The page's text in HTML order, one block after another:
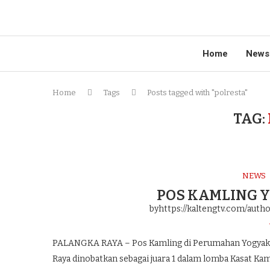
Home News
Home Tags Posts tagged with "polresta"
TAG:
NEWS
POS KAMLING
byhttps://kaltengtv.com/
PALANGKA RAYA – Pos Kamling di Perumahan
Raya dinobatkan sebagai juara 1 dalam lomba Kasat